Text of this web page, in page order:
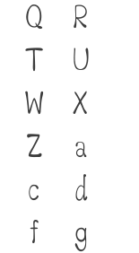
Q
R
T
U
W
X
Z
a
c
d
f
g